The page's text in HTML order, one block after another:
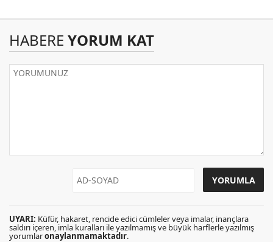
HABERE YORUM KAT
UYARI: Küfür, hakaret, rencide edici cümleler veya imalar, inançlara
saldırı içeren, imla kuralları ile yazılmamış ve büyük harflerle yazılmış
yorumlaronaylanmamaktadır.